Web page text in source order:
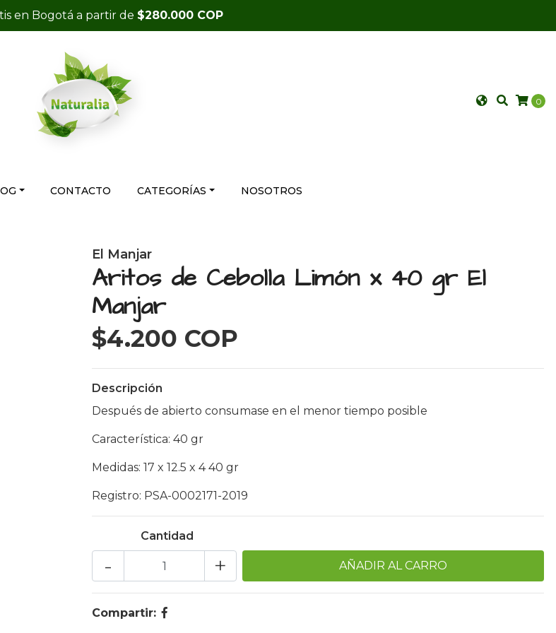
en Bogotá a partir de $280.000 COP
0
CONTACTO CATEGORÍAS NOSOTROS
El Manjar
Aritos de Cebolla Limón x 40 gr El
Manjar
$4.200 COP
Descripción
Después de abierto consumase en el menor tiempo posible
Característica: 40 gr
Medidas: 17 x 12.5 x 4 40 gr
Registro: PSA-0002171-2019
Cantidad
+
-
Compartir: